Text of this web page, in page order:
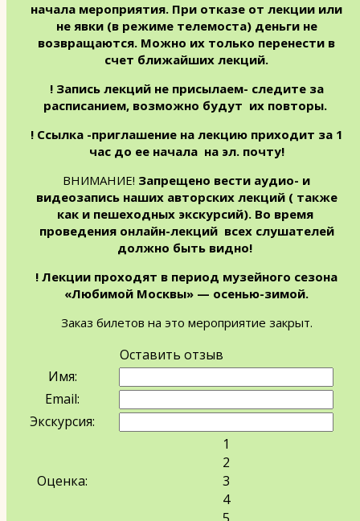
начала мероприятия. При отказе от лекции или
не явки (в режиме телемоста) деньги не
возвращаются. Можно их только перенести в
счет ближайших лекций.
! Запись лекций не присылаем- следите за
расписанием, возможно будут их повторы.
! Ссылка -приглашение на лекцию приходит за 1
час до ее начала на эл. почту!
ВНИМАНИЕ! Запрещено вести аудио- и
видеозапись наших авторских лекций ( также
как и пешеходных экскурсий). Во время
проведения онлайн-лекций всех слушателей
должно быть видно!
! Лекции проходят в период музейного сезона
«Любимой Москвы» — осенью-зимой.
Заказ билетов на это мероприятие закрыт.
Оставить отзыв
Имя:
Email:
Экскурсия:
Оценка:
1
2
3
4